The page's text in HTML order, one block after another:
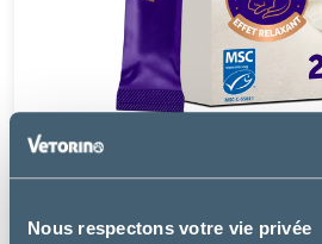
Nous respectons votre vie privée
Ceva
HAPPY SNACK FELIWAY